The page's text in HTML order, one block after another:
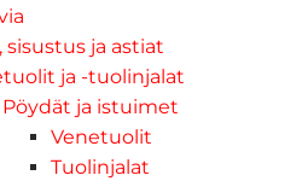
sisustus ja astiat
ja -tuolinjalat
Pöydät ja istuimet
Venetuolit
Tuolinjalat